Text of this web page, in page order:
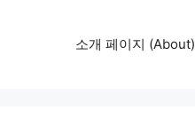
소개 페이지 (About)